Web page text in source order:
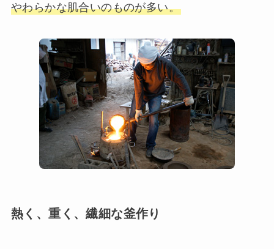
やわらかな肌合いのものが多い。
熱く、重く、繊細な釜作り